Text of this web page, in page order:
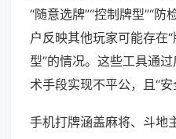
“随意选牌”“控制牌型”“
户反映其他玩家可能存在
型”的情况。这些工具通
术手段实现不平公，且“安
手机打牌涵盖麻将、斗地